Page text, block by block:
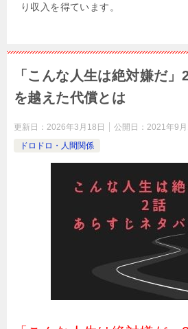
り収入を得ています。
「こんな人生は絶対嫌だ
を越えた代償とは
更新日： 2026年3月18日 公開日： 2021年9月
ドロドロ・人間関係